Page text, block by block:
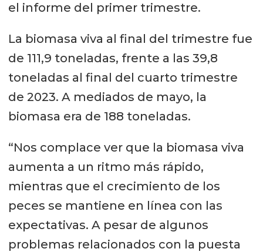
el informe del primer trimestre.
La biomasa viva al final del trimestre fue
de 111,9 toneladas, frente a las 39,8
toneladas al final del cuarto trimestre
de 2023. A mediados de mayo, la
biomasa era de 188 toneladas.
“Nos complace ver que la biomasa viva
aumenta a un ritmo más rápido,
mientras que el crecimiento de los
peces se mantiene en línea con las
expectativas. A pesar de algunos
problemas relacionados con la puesta